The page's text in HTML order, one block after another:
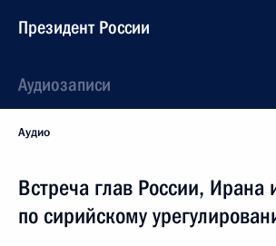
Президент России
Аудиозаписи
Аудио
Встреча глав России, Ирана
по сирийскому